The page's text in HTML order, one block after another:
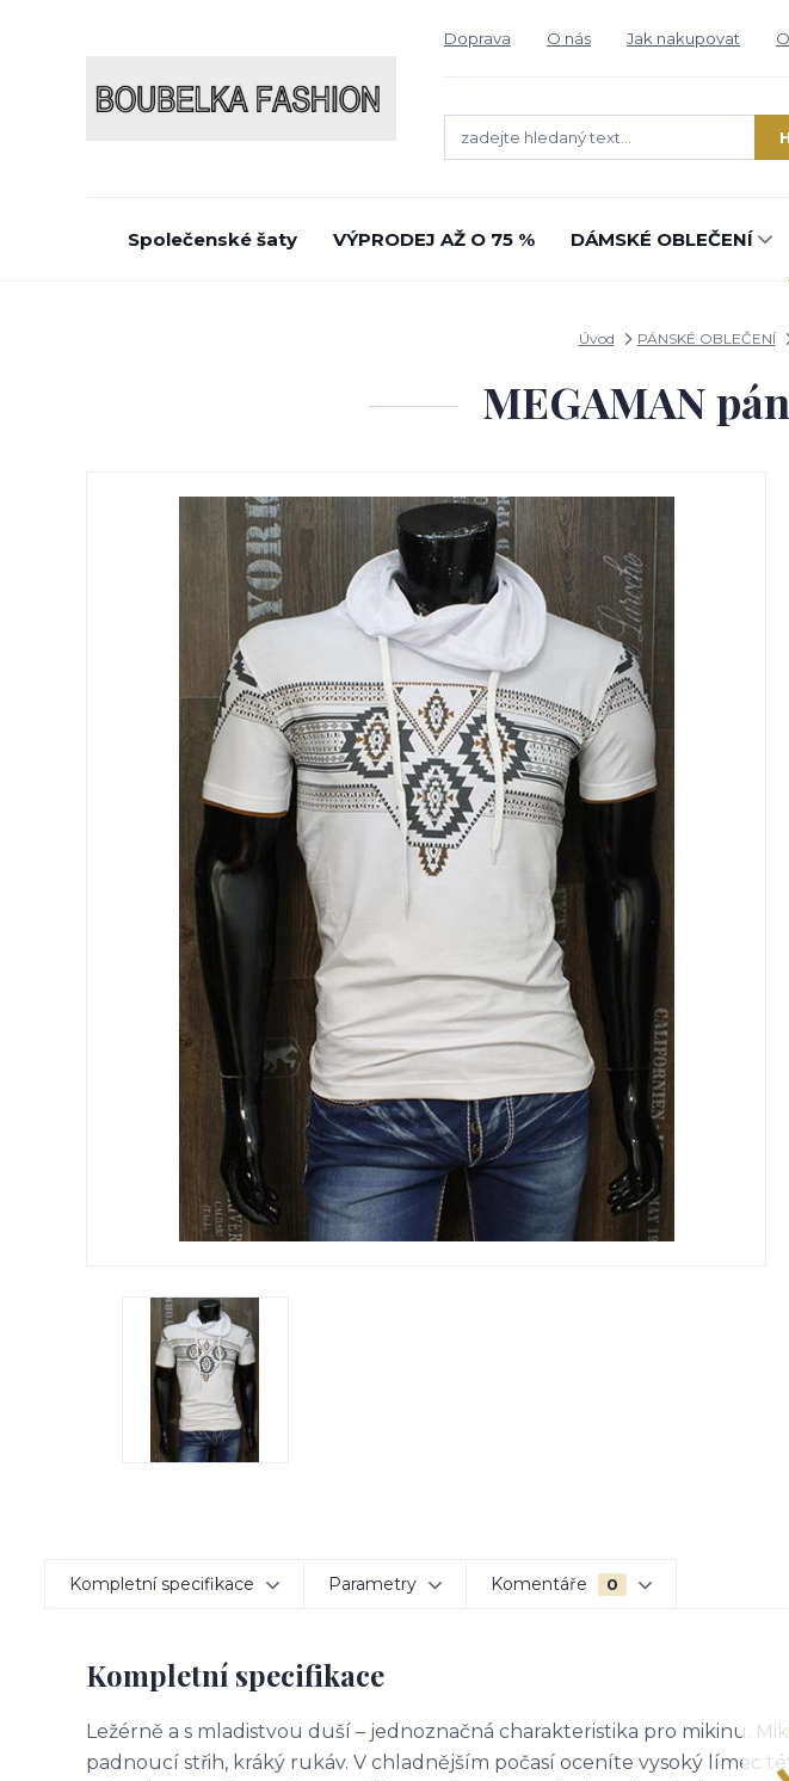
Doprava O nás Jak nakupovat
Společenské šaty VÝPRODEJ AŽ O 75 % DÁMSKÉ OBLEČENÍ
Úvod PÁNSKÉ OBLEČENÍ
MEGAMAN
Kompletní specifikace Parametry Komentáře 0
Kompletní specifikace
Ležérně a s mladistvou duší – jednoznačná charakteristika pro mikinu.
padnoucí střih, kráký rukáv. V chladnějším počasí oceníte vysoký límec